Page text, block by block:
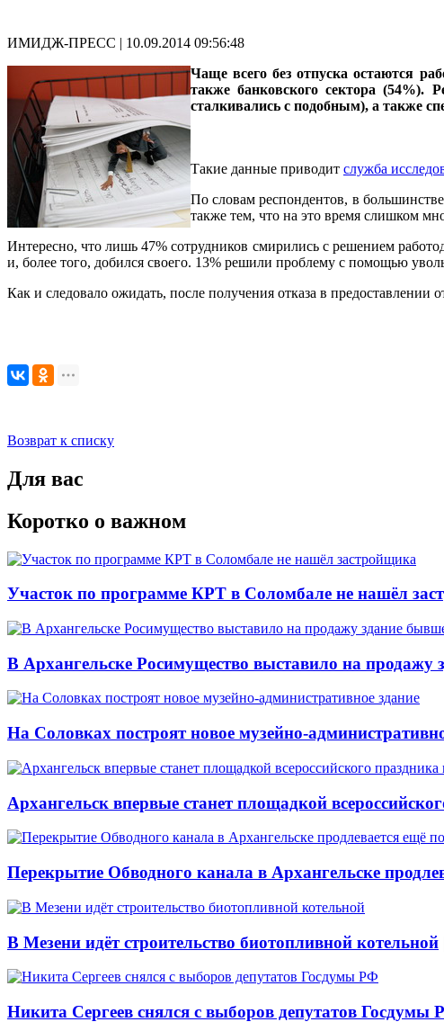
ИМИДЖ-ПРЕСС | 10.09.2014 09:56:48
Чаще всего без отпуска остаются
также банковского сектора (54%).
сталкивались с подобным), а также
Такие данные приводит служба
По словам респондентов, в
также тем, что на это время слишком
Интересно, что лишь 47% сотрудников смирились с решением
и, более того, добился своего. 13% решили проблему с помощью
Как и следовало ожидать, после получения отказа в
Возврат к списку
Для вас
Коротко о важном
Участок по программе КРТ в Соломбале не нашёл
В Архангельске Росимущество выставило на продажу
На Соловках построят новое музейно-
Архангельск впервые станет площадкой
Перекрытие Обводного канала в Архангельске
В Мезени идёт строительство биотопливной котельной
Никита Сергеев снялся с выборов депутатов Госдумы